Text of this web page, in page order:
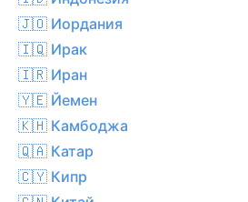
🇯🇴 Иордания
🇮🇶 Ирак
🇮🇷 Иран
🇾🇪 Йемен
🇰🇭 Камбоджа
🇶🇦 Катар
🇨🇾 Кипр